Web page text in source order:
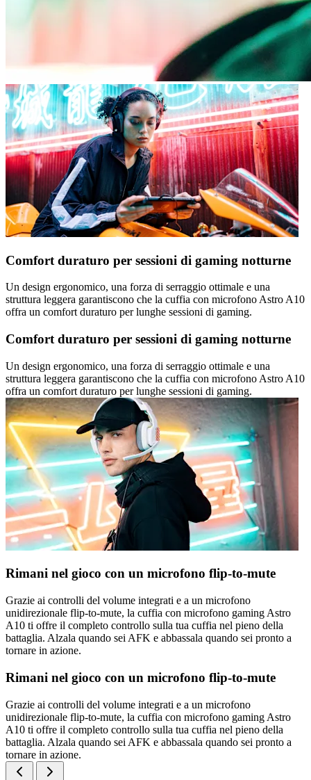
Comfort duraturo per sessioni di gaming notturne
Un design ergonomico, una forza di serraggio ottimale e una
struttura leggera garantiscono che la cuffia con microfono Astro A10
offra un comfort duraturo per lunghe sessioni di gaming.
Comfort duraturo per sessioni di gaming notturne
Un design ergonomico, una forza di serraggio ottimale e una
struttura leggera garantiscono che la cuffia con microfono Astro A10
offra un comfort duraturo per lunghe sessioni di gaming.
Rimani nel gioco con un microfono flip-to-mute
Grazie ai controlli del volume integrati e a un microfono
unidirezionale flip-to-mute, la cuffia con microfono gaming Astro
A10 ti offre il completo controllo sulla tua cuffia nel pieno della
battaglia. Alzala quando sei AFK e abbassala quando sei pronto a
tornare in azione.
Rimani nel gioco con un microfono flip-to-mute
Grazie ai controlli del volume integrati e a un microfono
unidirezionale flip-to-mute, la cuffia con microfono gaming Astro
A10 ti offre il completo controllo sulla tua cuffia nel pieno della
battaglia. Alzala quando sei AFK e abbassala quando sei pronto a
tornare in azione.